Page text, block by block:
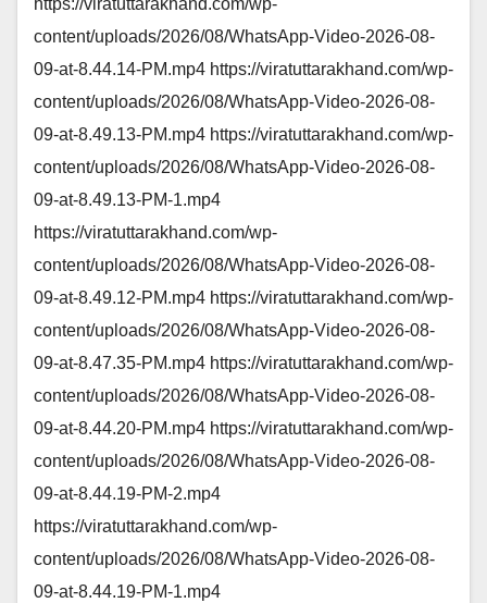
https://viratuttarakhand.com/wp-
content/uploads/2026/08/WhatsApp-Video-2026-08-
09-at-8.44.14-PM.mp4 https://viratuttarakhand.com/wp-
content/uploads/2026/08/WhatsApp-Video-2026-08-
09-at-8.49.13-PM.mp4 https://viratuttarakhand.com/wp-
content/uploads/2026/08/WhatsApp-Video-2026-08-
09-at-8.49.13-PM-1.mp4
https://viratuttarakhand.com/wp-
content/uploads/2026/08/WhatsApp-Video-2026-08-
09-at-8.49.12-PM.mp4 https://viratuttarakhand.com/wp-
content/uploads/2026/08/WhatsApp-Video-2026-08-
09-at-8.47.35-PM.mp4 https://viratuttarakhand.com/wp-
content/uploads/2026/08/WhatsApp-Video-2026-08-
09-at-8.44.20-PM.mp4 https://viratuttarakhand.com/wp-
content/uploads/2026/08/WhatsApp-Video-2026-08-
09-at-8.44.19-PM-2.mp4
https://viratuttarakhand.com/wp-
content/uploads/2026/08/WhatsApp-Video-2026-08-
09-at-8.44.19-PM-1.mp4